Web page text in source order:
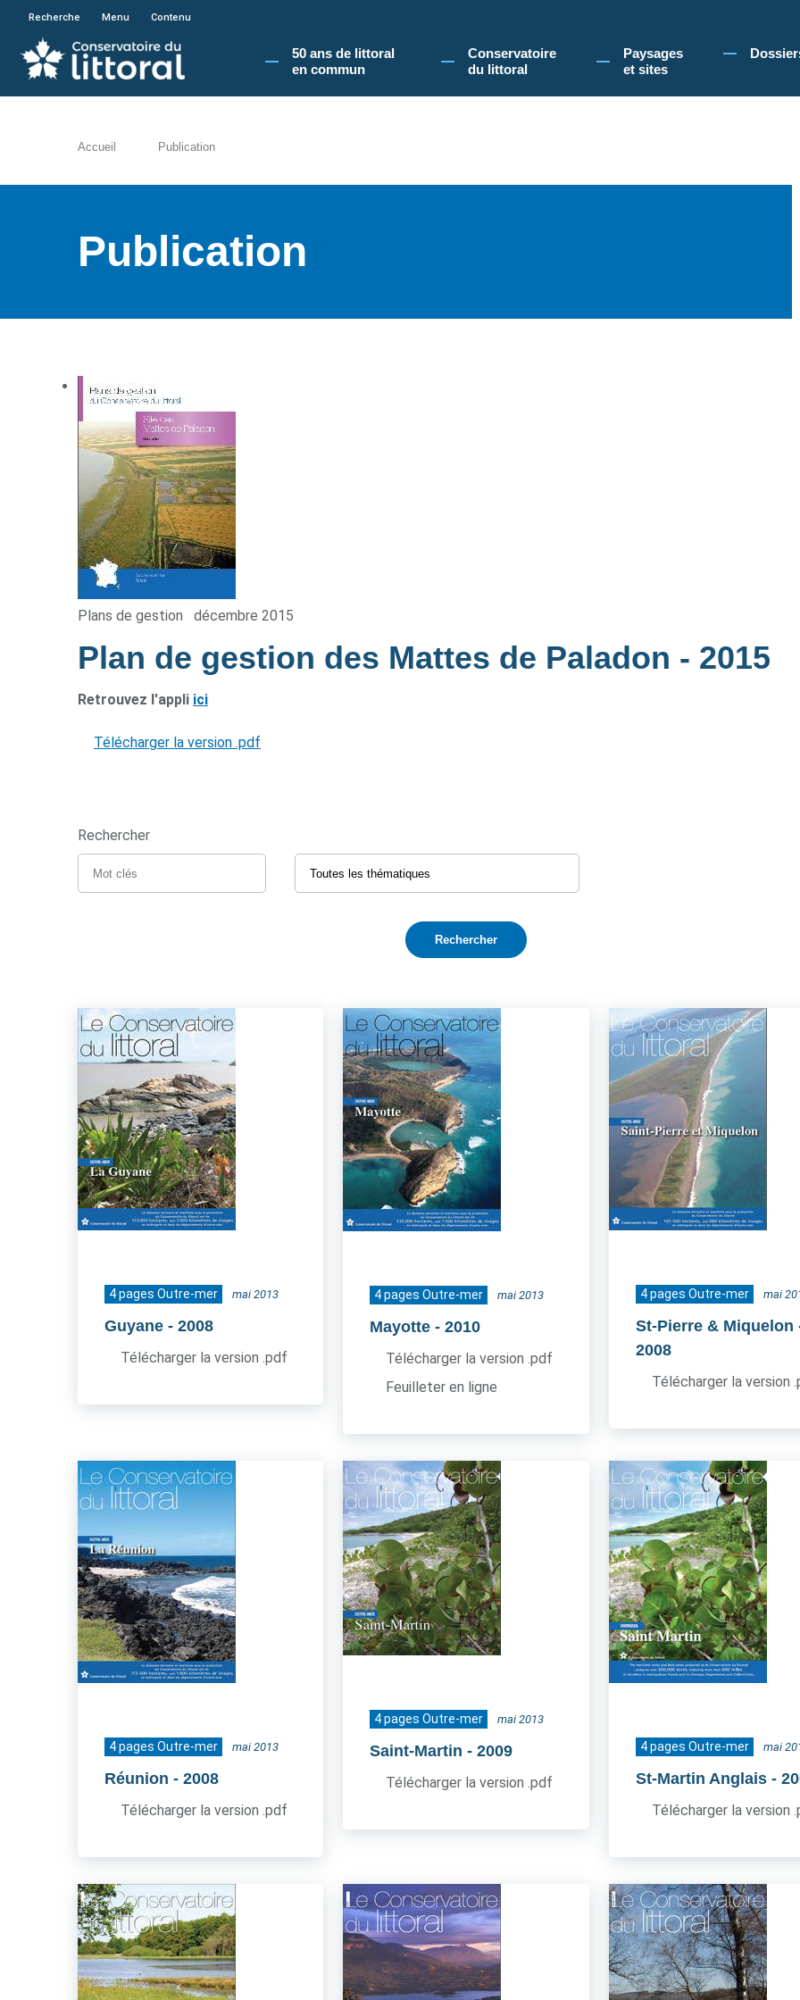
En poursuivant votre navigation sur le site du Conservatoire du littoral, vous acceptez l'utilisation de cookies pour vous
Recherche Menu Contenu
50 ans de littoral
en commun​
Conservatoire
du littoral
Paysages
et sites
Accueil Publication
Publication
Plans de gestion décembre 2015
Plan de gestion des Mattes de Paladon - 2015
Retrouvez l'appli ici
Télécharger la version .pdf
Rechercher
4 pages Outre-mer mai 2013
Guyane - 2008
Télécharger la version .pdf
4 pages Outre-mer mai 2013
Mayotte - 2010
Télécharger la version .pdf
Feuilleter en ligne
4 pages Outre-mer mai
St-Pierre & Miquelon
2008
Télécharger la version
4 pages Outre-mer mai 2013
Réunion - 2008
Télécharger la version .pdf
4 pages Outre-mer mai 2013
Saint-Martin - 2009
Télécharger la version .pdf
4 pages Outre-mer mai
St-Martin Anglais -
Télécharger la version